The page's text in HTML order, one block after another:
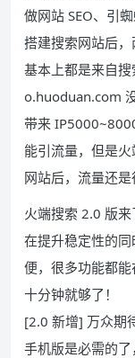
做网站 SEO、引
搭建搜索网站后，
基本上都是来自
o.huoduan.com
带来
能引流量，但是
网站后，流量还是
火端搜索 2.0 版来
在提升稳定性的
便，很多功能都
十分钟就够了！
[2.0 新增] 万众期
手机版是必需的